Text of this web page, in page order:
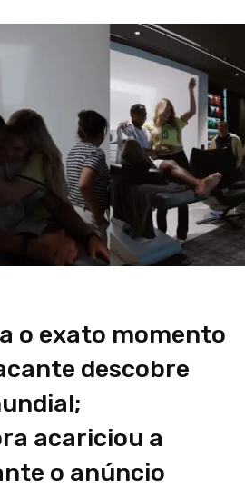
o exato momento
descobre
acariciou a
o anúncio